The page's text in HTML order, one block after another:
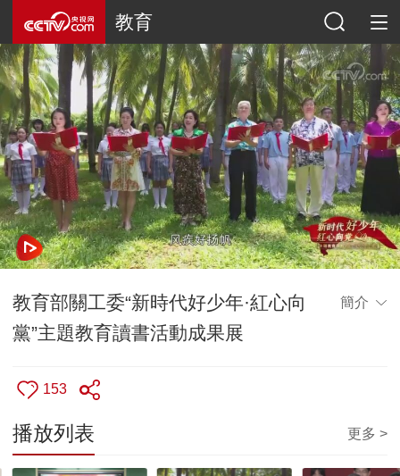
教育
教育部關工委“新時代好少年·紅心向
黨”主題教育讀書活動成果展
簡介
153
播放列表 更多 >